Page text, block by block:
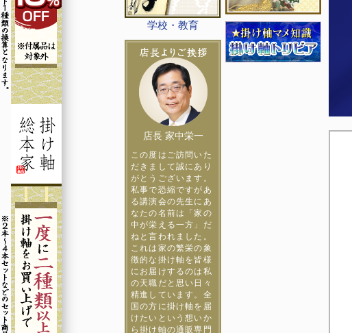
学校・教育
店長 家中栄一
この度はご訪問いた
だきまして誠にあり
がとうございます。
私事で恐縮ですがあ
る講演会の先生にあ
なたの名前は「家の
中が栄える一方」だ
ねと言われました。
これは家の繁栄の象
徴的な掛け軸を皆様
にお届けするのは私
の天職だと思い日々
精進しています。全
国の方に掛け軸を届
けたいという想いか
ら掛け軸の通販専門